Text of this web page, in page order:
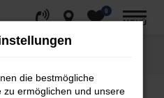
0
MENÜ
die bestmögliche
zu ermöglichen und unsere